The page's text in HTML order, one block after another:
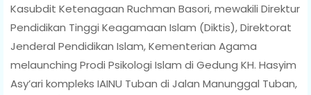
Kasubdit Ketenagaan Ruchman Basori, mewakili Direktur
Pendidikan Tinggi Keagamaan Islam (Diktis), Direktorat
Jenderal Pendidikan Islam, Kementerian Agama
melaunching Prodi Psikologi Islam di Gedung KH. Hasyim
Asy’ari kompleks IAINU Tuban di Jalan Manunggal Tuban,